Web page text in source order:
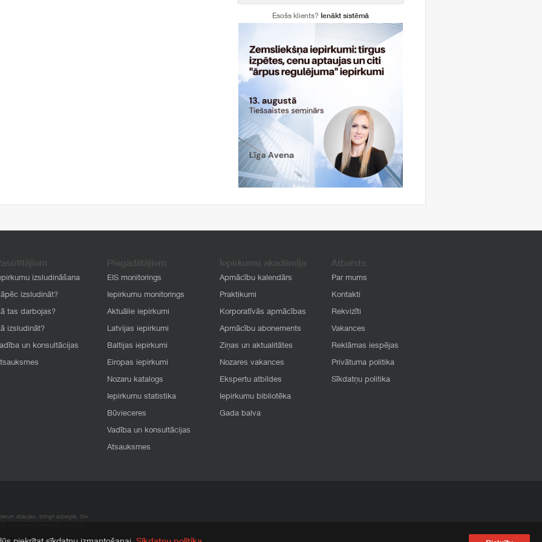
Esošs klients? Ienākt sistēmā
izsludināšana
izsludināt?
tas darbojas?
izsludināt?
un konsultācijas
Piegādātājiem
EIS monitorings
Iepirkumu monitorings
Aktuālie iepirkumi
Latvijas iepirkumi
Baltijas iepirkumi
Eiropas iepirkumi
Nozaru katalogs
Iepirkumu statistika
Būvieceres
Vadība un konsultācijas
Atsauksmes
Iepirkumu akadēmija
Apmācību kalendārs
Praktikumi
Korporatīvās apmācības
Apmācību abonements
Ziņas un aktualitātes
Nozares vakances
Ekspertu atbildes
Iepirkumu bibliotēka
Gada balva
Atbalsts
Par mums
Kontakti
Rekvizīti
Vakances
Reklāmas iespējas
Privātuma politika
Sīkdatņu politika
atļaujas, stingri aizliegta. SIA